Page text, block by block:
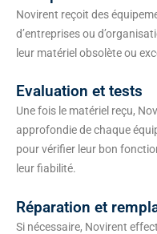
Novirent reçoit des
d’entreprises ou
leur matériel obsolète ou
Evaluation et tests
Une fois le matériel reçu,
approfondie de chaque
pour vérifier leur bon
leur fiabilité.
Réparation et
Si nécessaire, Novirent